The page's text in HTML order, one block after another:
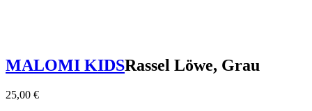
MALOMI KIDSRassel Löwe, Grau
25,00 €